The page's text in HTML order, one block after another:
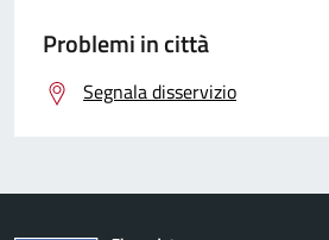
Problemi in città
Segnala disservizio